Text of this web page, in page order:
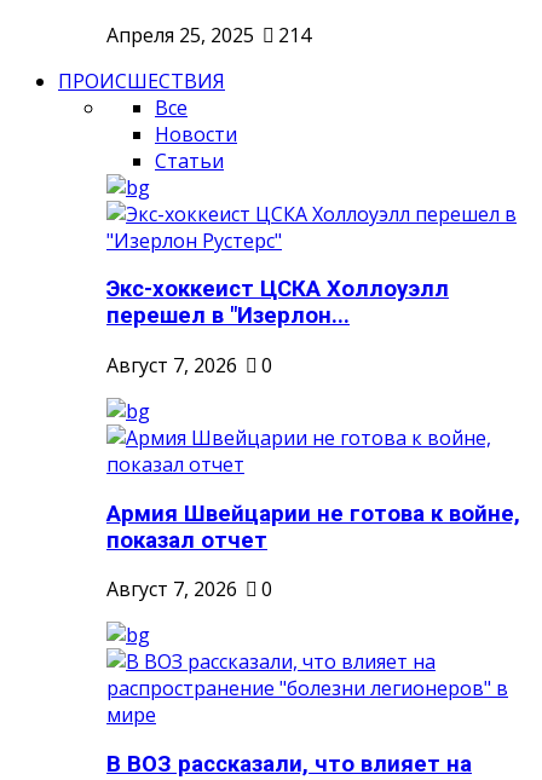
Апреля 25, 2025
214
ПРОИСШЕСТВИЯ
Все
Новости
Статьи
Экс-хоккеист ЦСКА Холлоуэлл
перешел в "Изерлон...
Август 7, 2026
0
Армия Швейцарии не готова к войне,
показал отчет
Август 7, 2026
0
В ВОЗ рассказали, что влияет на